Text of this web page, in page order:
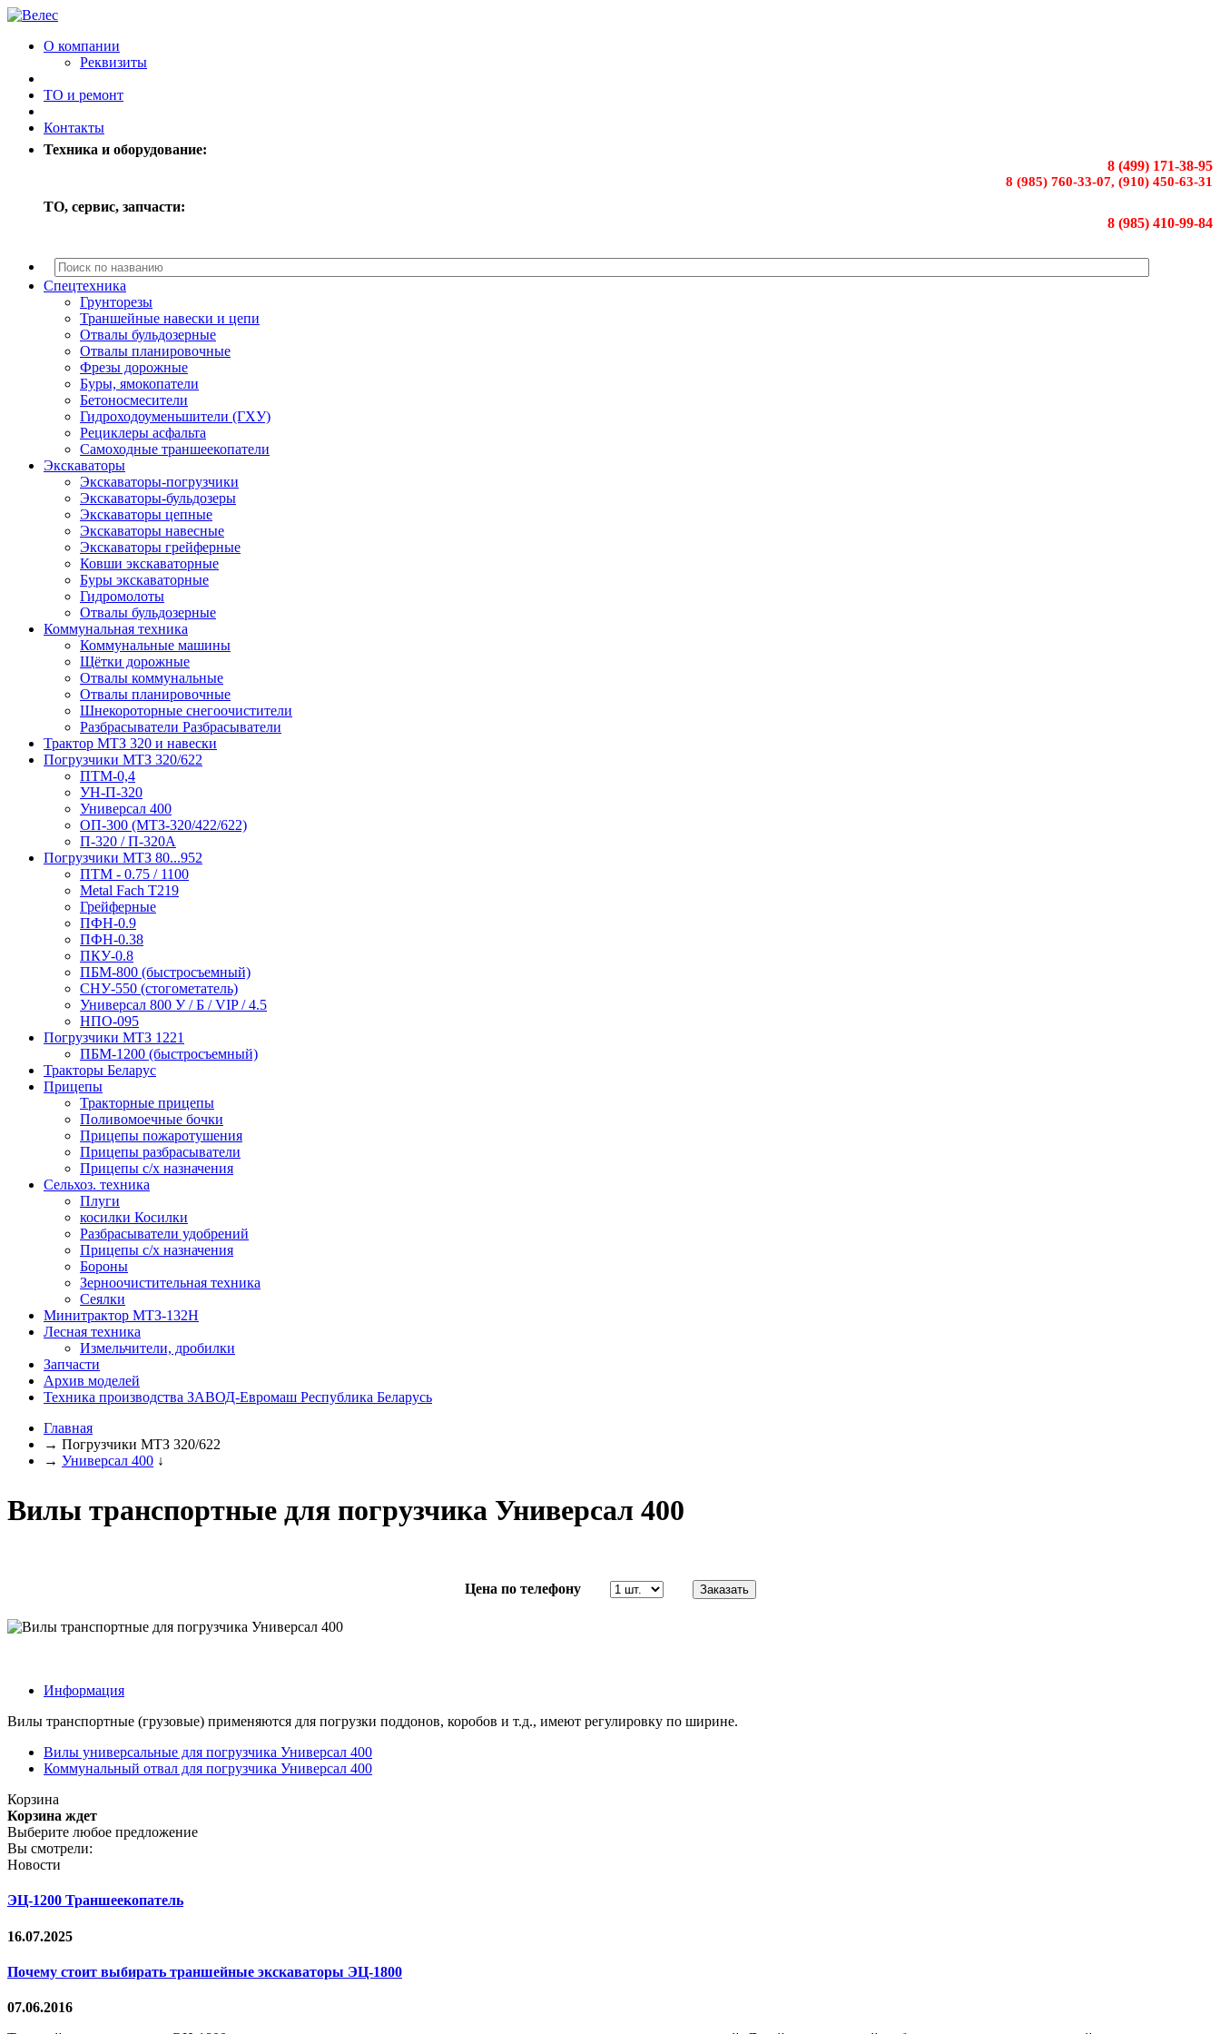
О компании
Реквизиты
ТО и ремонт
Контакты
Техника и оборудование:
8 (499) 171-38-95
8 (985) 760-33-07, (910) 450-63-31
ТО, сервис, запчасти:
8 (985) 410-99-84
Спецтехника
Грунторезы
Траншейные навески и цепи
Отвалы бульдозерные
Отвалы планировочные
Фрезы дорожные
Буры, ямокопатели
Бетоносмесители
Гидроходоуменьшители (ГХУ)
Рециклеры асфальта
Самоходные траншеекопатели
Экскаваторы
Экскаваторы-погрузчики
Экскаваторы-бульдозеры
Экскаваторы цепные
Экскаваторы навесные
Экскаваторы грейферные
Ковши экскаваторные
Буры экскаваторные
Гидромолоты
Отвалы бульдозерные
Коммунальная техника
Коммунальные машины
Щётки дорожные
Отвалы коммунальные
Отвалы планировочные
Шнекороторные снегоочистители
Разбрасыватели Разбрасыватели
Трактор МТЗ 320 и навески
Погрузчики МТЗ 320/622
ПТМ-0,4
УН-П-320
Универсал 400
ОП-300 (МТЗ-320/422/622)
П-320 / П-320А
Погрузчики МТЗ 80...952
ПТМ - 0.75 / 1100
Metal Fach T219
Грейферные
ПФН-0.9
ПФН-0.38
ПКУ-0.8
ПБМ-800 (быстросъемный)
СНУ-550 (стогометатель)
Универсал 800 У / Б / VIP / 4.5
НПО-095
Погрузчики МТЗ 1221
ПБМ-1200 (быстросъемный)
Тракторы Беларус
Прицепы
Тракторные прицепы
Поливомоечные бочки
Прицепы пожаротушения
Прицепы разбрасыватели
Прицепы с/х назначения
Сельхоз. техника
Плуги
косилки Косилки
Разбрасыватели удобрений
Прицепы с/х назначения
Бороны
Зерноочистительная техника
Сеялки
Минитрактор МТЗ-132Н
Лесная техника
Измельчители, дробилки
Запчасти
Архив моделей
Техника производства ЗАВОД-Евромаш Республика Беларусь
Главная
→ Погрузчики МТЗ 320/622
→ Универсал 400 ↓
Вилы транспортные для погрузчика Универсал 400
Цена по телефону
Информация
Вилы транспортные (грузовые) применяются для погрузки поддонов, коробов и т.д., имеют регулировку по ширине.
Вилы универсальные для погрузчика Универсал 400
Коммунальный отвал для погрузчика Универсал 400
Корзина
Корзина ждет
Выберите любое предложение
Вы смотрели:
Новости
ЭЦ-1200 Траншеекопатель
16.07.2025
Почему стоит выбирать траншейные экскаваторы ЭЦ-1800
07.06.2016